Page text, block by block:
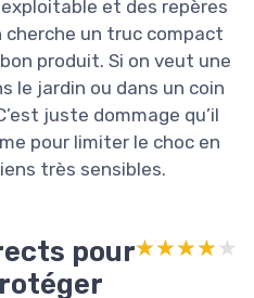
et des repères
cherche un truc compact
produit. Si on veut une
le jardin ou dans un coin
juste dommage qu’il
pour limiter le choc en
très sensibles.
pour★★★★★
★★★★★